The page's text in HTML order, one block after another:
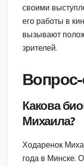
своими
его работы в
вызывают
зрителей.
Вопрос-
Какова
Михаила?
Ходаренок
года в Минске.